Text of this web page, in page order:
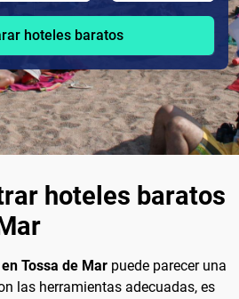
hoteles baratos
hoteles baratos
Tossa de Mar puede parecer una
las herramientas adecuadas, es